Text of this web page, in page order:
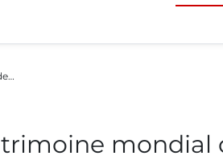
mondial